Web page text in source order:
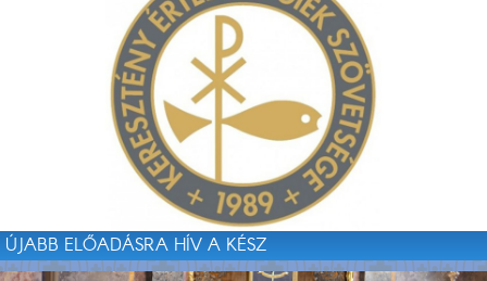
ÚJABB ELŐADÁSRA HÍV A KÉSZ